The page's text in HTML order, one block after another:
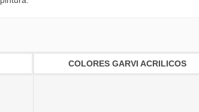
COLORES GARVI ACRILICOS